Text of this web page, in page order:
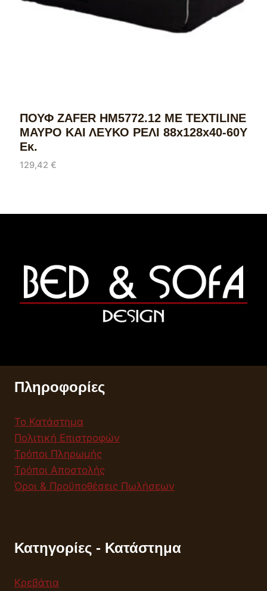
ΠΟΥΦ ZAFER HM5772.12 ΜΕ TEXTILINE
ΜΑΥΡΟ ΚΑΙ ΛΕΥΚΟ ΡΕΛΙ 88x128x40-60Υ
Εκ.
129,42 €
Πληροφορίες
Το Κατάστημα
Πολιτική Επιστροφών
Τρόποι Πληρωμής
Τρόποι Αποστολής
Όροι & Προϋποθέσεις Πωλήσεων
Κατηγορίες - Κατάστημα
Κρεβάτια